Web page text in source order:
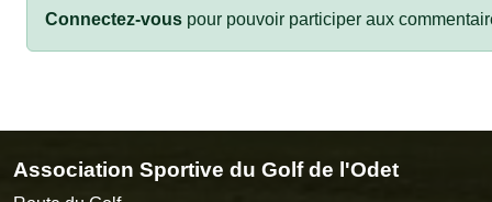
Connectez-vous pour pouvoir participer aux
Association Sportive du Golf de l'Odet